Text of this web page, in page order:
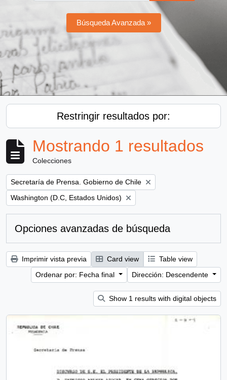
Búsqueda Avanzada »
Restringir resultados por:
Mostrando 1 resultados
Colecciones
Remove filter:
Secretaría de Prensa. Gobierno de Chile
Remove filter:
Washington (D.C, Estados Unidos)
Opciones avanzadas de búsqueda
Imprimir vista previa Card view
Table view
Ordenar por: Fecha final
Dirección: Descendente
Show 1 results with digital objects